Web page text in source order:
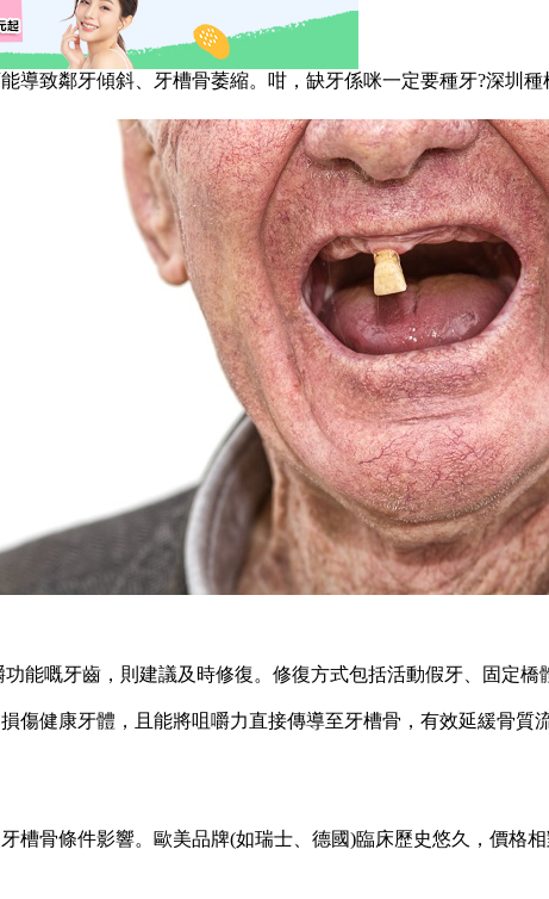
致鄰牙傾斜、牙槽骨萎縮。咁，缺牙係咪一定要種牙?深圳種
嘅牙齒，則建議及時修復。修復方式包括活動假牙、固定橋
健康牙體，且能將咀嚼力直接傳導至牙槽骨，有效延緩骨質
骨條件影響。歐美品牌(如瑞士、德國)臨床歷史悠久，價格